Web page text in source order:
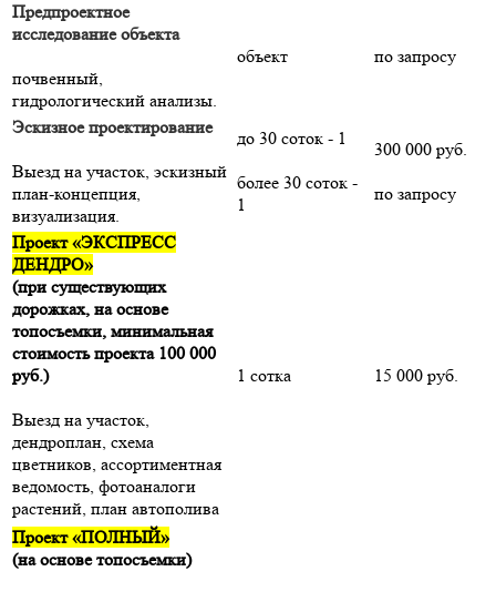
Предпроектное
исследование объекта
почвенный,
гидрологический анализы.
объект по запросу
Эскизное проектирование
Выезд на участок, эскизный
план-концепция,
визуализация.
до 30 соток - 1
более 30 соток -
1
300 000 руб.
по запросу
Проект «ЭКСПРЕСС
ДЕНДРО»
(при существующих
дорожках, на основе
топосъемки, минимальная
стоимость проекта 100 000
руб.)
Выезд на участок,
дендроплан, схема
цветников, ассортиментная
ведомость, фотоаналоги
растений, план автополива
1 сотка 15 000 руб.
Проект «ПОЛНЫЙ»
(на основе топосъемки)